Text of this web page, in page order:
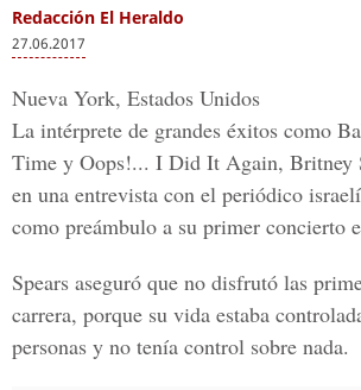
Redacción El Heraldo
27.06.2017
Nueva York, Estados Unidos
La intérprete de grandes éxitos como
Time y Oops!... I Did It Again, Britney
en una entrevista con el periódico
como preámbulo a su primer concierto
Spears aseguró que no disfrutó las
carrera, porque su vida estaba
personas y no tenía control sobre nada.